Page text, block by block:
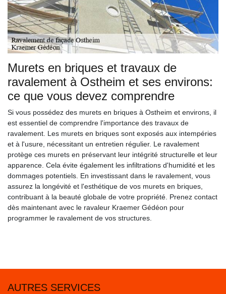
Murets en briques et travaux de
ravalement à Ostheim et ses environs:
ce que vous devez comprendre
Si vous possédez des murets en briques à Ostheim et environs, il
est essentiel de comprendre l'importance des travaux de
ravalement. Les murets en briques sont exposés aux intempéries
et à l'usure, nécessitant un entretien régulier. Le ravalement
protège ces murets en préservant leur intégrité structurelle et leur
apparence. Cela évite également les infiltrations d'humidité et les
dommages potentiels. En investissant dans le ravalement, vous
assurez la longévité et l'esthétique de vos murets en briques,
contribuant à la beauté globale de votre propriété. Prenez contact
dès maintenant avec le ravaleur Kraemer Gédéon pour
programmer le ravalement de vos structures.
AUTRES SERVICES